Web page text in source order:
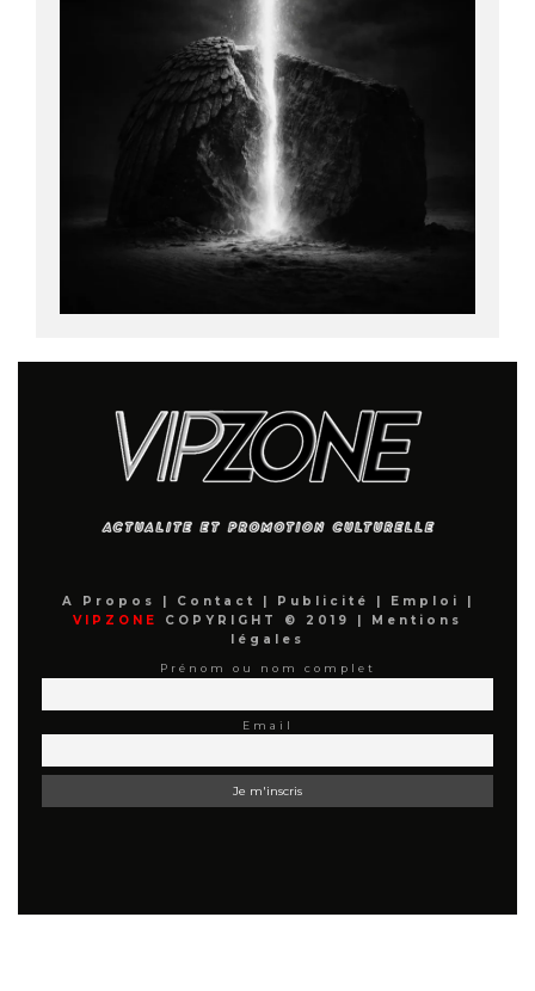
A Propos Contact Publicité Emploi
VIPZONE
COPYRIGHT © 2019 |
Mentions
légales
Prénom ou nom complet
Email